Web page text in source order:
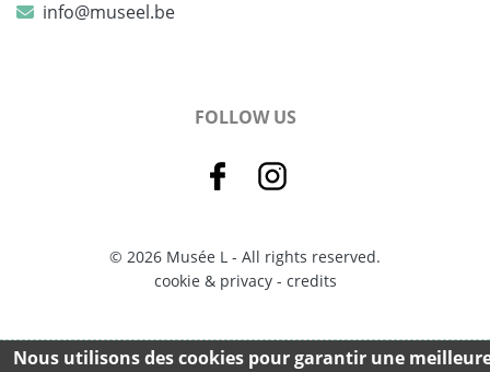
info@museel.be
FOLLOW US
© 2026 Musée L - All rights reserved.
cookie & privacy- credits
Nous utilisons des cookies pour garantir une